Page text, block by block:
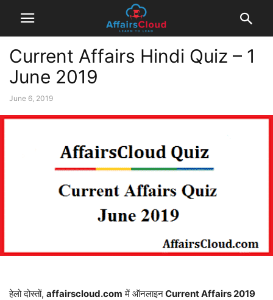
Current Affairs Hindi Quiz – 1
June 2019
June 6, 2019
हेलो दोस्तों, affairscloud.com में ऑनलाइनCurrent Affairs 2019